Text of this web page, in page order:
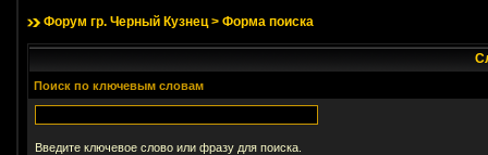
Форум гр. Черный Кузнец> Форма поиска
Поиск по ключевым словам
Введите ключевое слово или фразу для поиска.